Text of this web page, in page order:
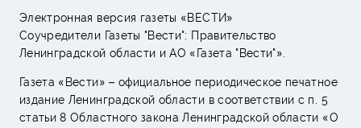
Электронная версия газеты «ВЕСТИ»
Соучредители Газеты "Вести": Правительство
Ленинградской области и АО «Газета "Вести"».
Газета «Вести» – официальное периодическое печатное
издание Ленинградской области в соответствии с п. 5
статьи 8 Областного закона Ленинградской области «О